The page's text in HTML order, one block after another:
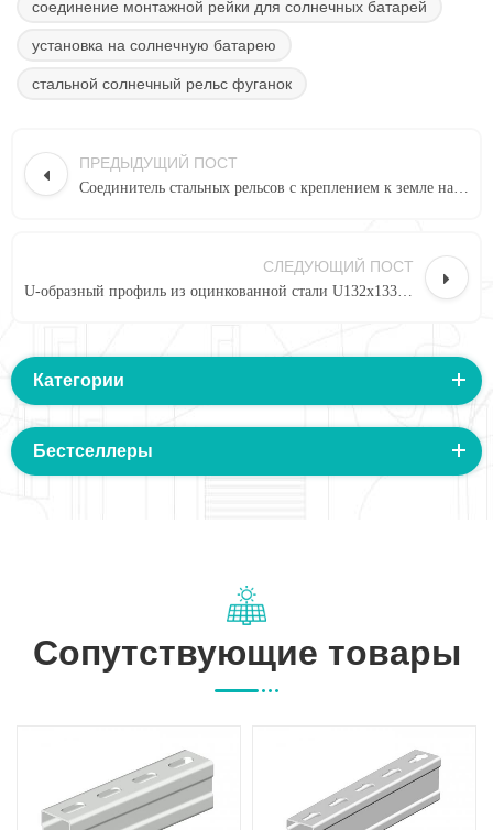
соединение монтажной рейки для солнечных батарей
установка на солнечную батарею
стальной солнечный рельс фуганок
ПРЕДЫДУЩИЙ ПОСТ
СЛЕДУЮЩИЙ ПОСТ
Категории
Бестселлеры
Сопутствующие товары